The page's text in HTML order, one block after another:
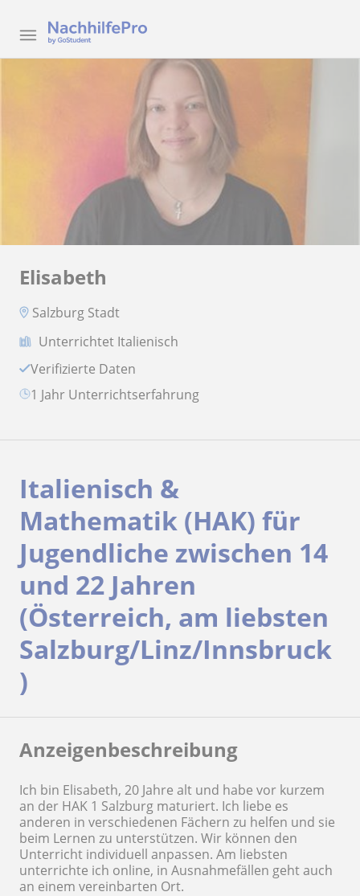
Elisabeth
Salzburg Stadt
Unterrichtet Italienisch
Verifizierte Daten
1 Jahr Unterrichtserfahrung
Italienisch &
Mathematik (HAK) für
Jugendliche zwischen 14
und 22 Jahren
(Österreich, am liebsten
Salzburg/Linz/Innsbruck
)
Anzeigenbeschreibung
Ich bin Elisabeth, 20 Jahre alt und habe vor kurzem
an der HAK 1 Salzburg maturiert. Ich liebe es
anderen in verschiedenen Fächern zu helfen und sie
beim Lernen zu unterstützen. Wir können den
Unterricht individuell anpassen. Am liebsten
unterrichte ich online, in Ausnahmefällen geht auch
an einem vereinbarten Ort.